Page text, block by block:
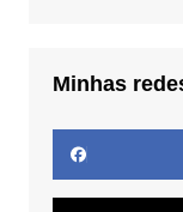
Minhas